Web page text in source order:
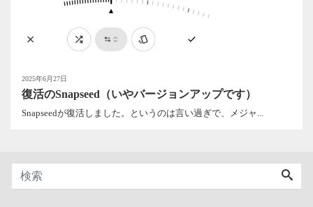
2025年6月27日
復活のSnapseed（いやバージョンアップです）
Snapseedが復活しました。というのは言い過ぎで、メジャ...